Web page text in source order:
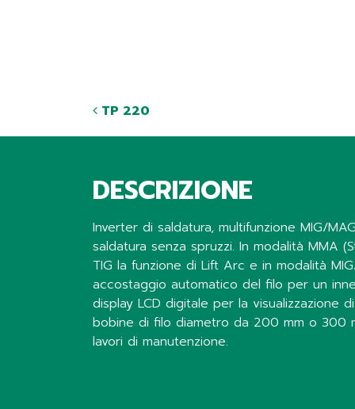
TP 220
DESCRIZIONE
Inverter di saldatura, multifunzione MIG/
saldatura senza spruzzi. In modalità MMA
TIG la funzione di Lift Arc e in modalità
accostaggio automatico del filo per un
display LCD digitale per la visualizzazione
bobine di filo diametro da 200 mm o 300
lavori di manutenzione.